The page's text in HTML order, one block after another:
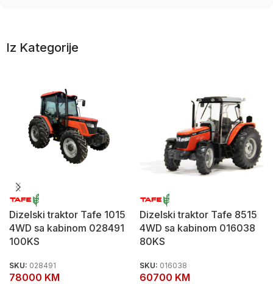
Iz Kategorije
Dizelski traktor Tafe 1015
4WD sa kabinom 028491
100KS
SKU: 028491
78000 KM
Dizelski traktor Tafe 8515
4WD sa kabinom 016038
80KS
SKU: 016038
60700 KM